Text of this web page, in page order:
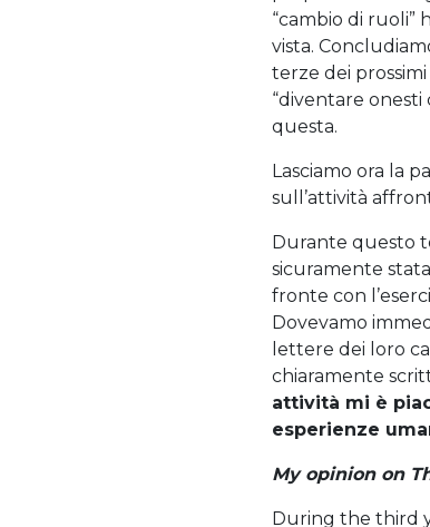
“cambio di ruoli”
vista.
terze dei
“diventare onesti
questa.
Lasciamo ora la
sull’attività
Durante questo
sicuramente
fronte con
Dovevamo
lettere dei loro
chiaramente
attività mi è
esperienze
My opinion on
During the third